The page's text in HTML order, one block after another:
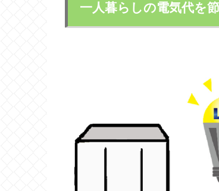
一人暮らしの電気代を